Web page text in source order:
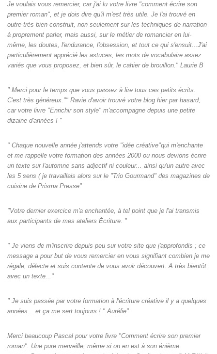
Je voulais vous remercier, car j'ai lu votre livre "comment écrire son
premier roman", et je dois dire qu'il m'est très utile. Je l'ai trouvé en
outre très bien construit, non seulement sur les techniques de narration
à proprement parler, mais aussi, sur le métier de romancier en lui-
même, les doutes, l'endurance, l'obsession, et tout ce qui s'ensuit...J'ai
particulièrement apprécié les astuces, les mots de vocabulaire assez
variés que vous proposez, et bien sûr, le cahier de brouillon." Laurie B
" Merci pour le temps que vous passez à lire tous ces petits écrits.
C'est très généreux."" Ravie d'avoir trouvé votre blog hier par hasard,
car votre livre "Enrichir son style" m'accompagne depuis une petite
dizaine d'années ! "
" Chaque nouvelle année j'attends votre "idée créative"qui m'enchante
et me rappelle votre formation des années 2000 ou nous devions écrire
un texte sur l'automne sans adjectif ni couleur... ainsi qu'un autre avec
les 5 sens ( je travaillais alors sur le "Trio Gourmand" des magazines de
cuisine de Prisma Presse"
"Votre dernier exercice m'a enchantée, à tel point que je l'ai transmis
aux participants de mes ateliers Écriture. "
" Je viens de m'inscrire depuis peu sur votre site que j'approfondis ; ce
message a pour but de vous remercier en vous signifiant combien je me
régale, délecte et suis contente de vous avoir découvert. A très bientôt
avec un texte..."
" Je suis passée par votre formation à l'écriture créative il y a quelques
années... et ça me sert toujours ! " Aurélie"
Merci beaucoup Pascal pour votre livre "Comment écrire son premier
roman". Une pure merveille, même si on en est à son énième